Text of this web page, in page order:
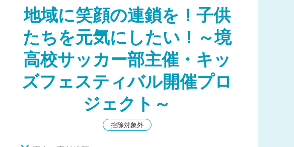
戦in鹿島スタジアム！
ます！
地域に笑顔の連鎖を！子供
たちを元気にしたい！～境
高校サッカー部主催・キッ
ズフェスティバル開催プロ
ジェクト～
控除対象外